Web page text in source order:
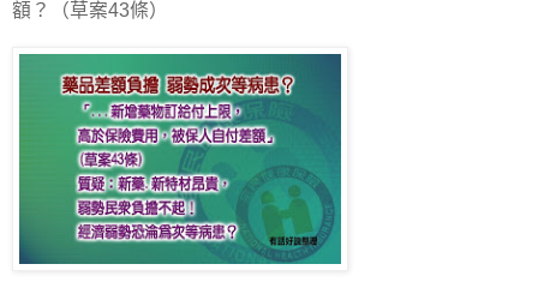
額？（草案43條）